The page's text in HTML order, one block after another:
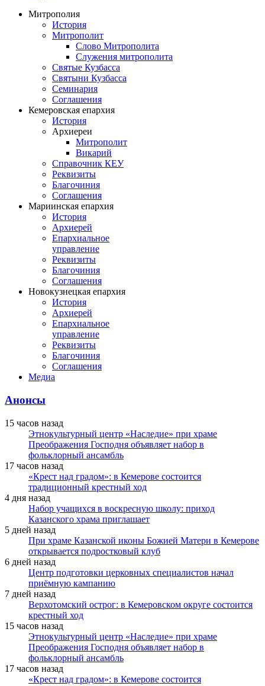
Митрополия
История
Митрополит
Слово Митрополита
Служения митрополита
Святые Кузбасса
Святыни Кузбасса
Семинария
Соглашения
Кемеровская епархия
История
Архиереи
Митрополит
Викарий
Справочник КЕУ
Реквизиты
Благочиния
Соглашения
Мариинская епархия
История
Архиерей
Епархиальное
управление
Реквизиты
Благочиния
Соглашения
Новокузнецкая епархия
История
Архиерей
Епархиальное
управление
Реквизиты
Благочиния
Соглашения
Медиа
Анонсы
15 часов назад
Этнокультурный центр «Наследие» при храме
Преображения Господня объявляет набор в
фольклорный ансамбль
17 часов назад
«Крест над градом»: в Кемерове состоится
традиционный крестный ход
4 дня назад
Набор учащихся в воскресную школу: приход
Казанского храма приглашает
5 дней назад
При храме Казанской иконы Божией Матери в Кемерове
открывается подростковый клуб
6 дней назад
Центр подготовки церковных специалистов начал
приёмную кампанию
7 дней назад
Верхотомский острог: в Кемеровском округе состоится
крестный ход
15 часов назад
Этнокультурный центр «Наследие» при храме
Преображения Господня объявляет набор в
фольклорный ансамбль
17 часов назад
«Крест над градом»: в Кемерове состоится